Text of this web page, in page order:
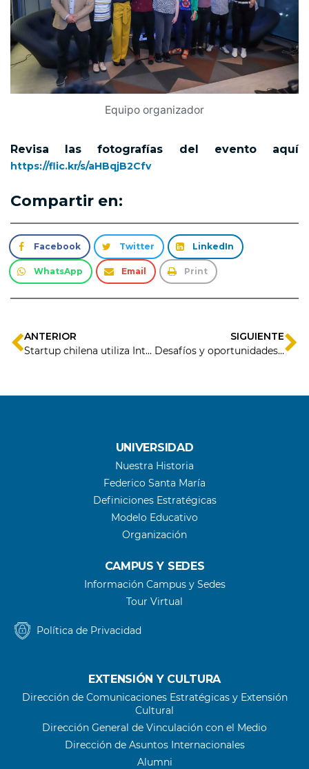
Equipo organizador
Revisa las fotografías del evento aquí
https://flic.kr/s/aHBqjB2Cfv
Compartir en:
Facebook Twitter LinkedIn
WhatsApp Email Print
ANTERIOR
Startup chilena utiliza Inteligencia Artificial para el cuidado de las abejas
SIGUIENTE
Desafíos y oportunidades: Bionegocios y brecha de género en Latinoamérica
UNIVERSIDAD
Nuestra Historia
Federico Santa María
Definiciones Estratégicas
Modelo Educativo
Organización
CAMPUS Y SEDES
Información Campus y Sedes
Tour Virtual
Política de Privacidad
EXTENSIÓN Y CULTURA
Dirección de Comunicaciones Estratégicas y Extensión
Cultural
Dirección General de Vinculación con el Medio
Dirección de Asuntos Internacionales
Alumni